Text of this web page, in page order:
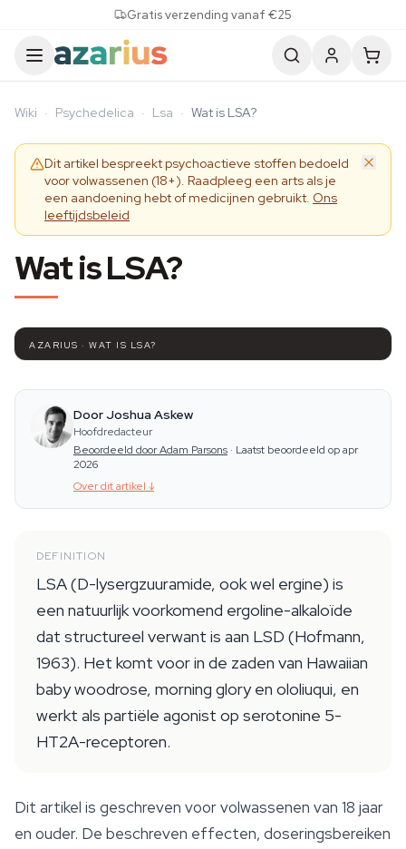
Gratis verzending vanaf €25
Wiki · Psychedelica · Lsa · Wat is LSA?
Dit artikel bespreekt psychoactieve stoffen bedoeld
voor volwassenen (18+). Raadpleeg een arts als je
een aandoening hebt of medicijnen gebruikt. Ons
leeftijdsbeleid
Wat is LSA?
AZARIUS · WAT IS LSA?
Door Joshua Askew
Hoofdredacteur
Beoordeeld door Adam Parsons · Laatst beoordeeld op apr
2026
Over dit artikel ↓
DEFINITION
LSA (D-lysergzuuramide, ook wel ergine) is
een natuurlijk voorkomend ergoline-alkaloïde
dat structureel verwant is aan LSD (Hofmann,
1963). Het komt voor in de zaden van Hawaiian
baby woodrose, morning glory en ololiuqui, en
werkt als partiële agonist op serotonine 5-
HT2A-receptoren.
Dit artikel is geschreven voor volwassenen van 18 jaar
en ouder. De beschreven effecten, doseringsbereiken